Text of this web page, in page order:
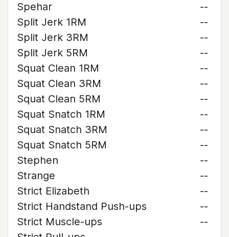
Spehar
--
Split Jerk 1RM
--
Split Jerk 3RM
--
Split Jerk 5RM
--
Squat Clean 1RM
--
Squat Clean 3RM
--
Squat Clean 5RM
--
Squat Snatch 1RM
--
Squat Snatch 3RM
--
Squat Snatch 5RM
--
Stephen
--
Strange
--
Strict Elizabeth
--
Strict Handstand Push-ups
--
Strict Muscle-ups
--